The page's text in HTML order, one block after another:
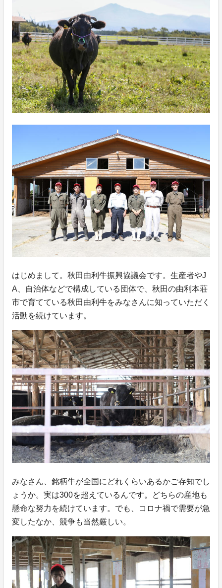
はじめまして。秋田由利牛振興協議会です。生産者やJ
A、自治体などで構成している団体で、秋田の由利本荘
市で育てている秋田由利牛をみなさんに知っていただく
活動を続けています。
みなさん、銘柄牛が全国にどれくらいあるかご存知でし
ょうか。実は300を超えているんです。どちらの産地も
懸命な努力を続けています。でも、コロナ禍で需要が急
変したなか、競争も当然厳しい。